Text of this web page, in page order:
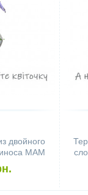
двойного
MAM
S,